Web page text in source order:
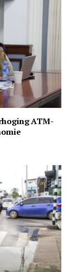
ATM-